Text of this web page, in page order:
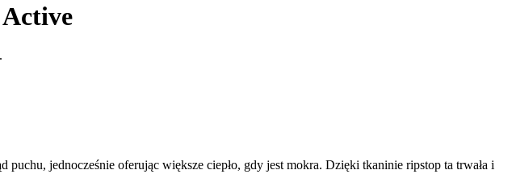
jednocześnie oferując większe ciepło, gdy jest mokra. Dzięki tkaninie ripstop ta trwała i